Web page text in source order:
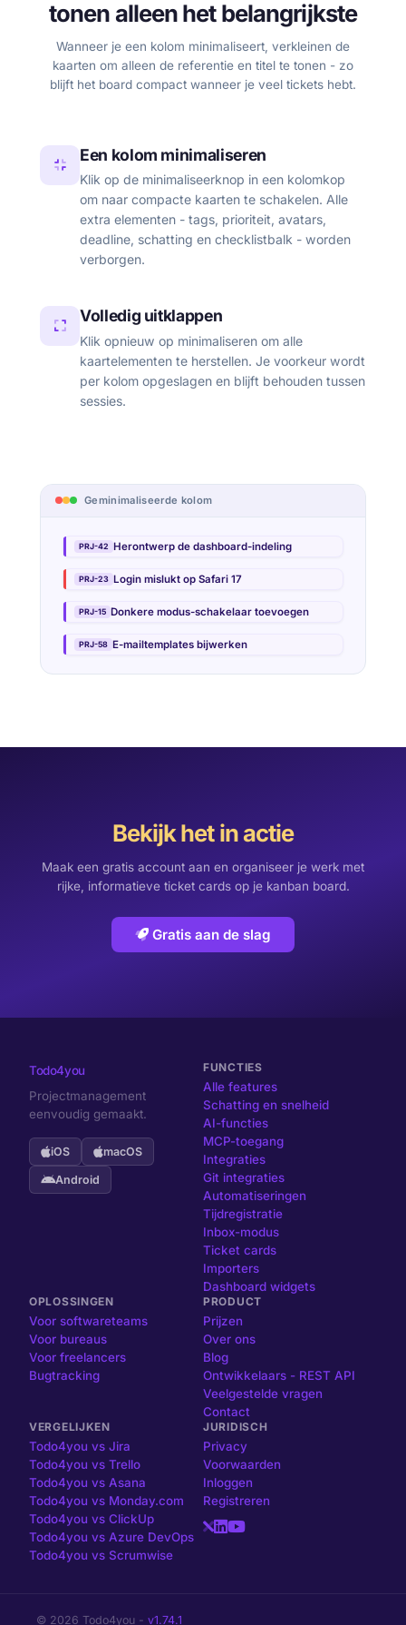
tonen alleen het belangrijkste
Wanneer je een kolom minimaliseert, verkleinen de
kaarten om alleen de referentie en titel te tonen - zo
blijft het board compact wanneer je veel tickets hebt.
Een kolom minimaliseren
Klik op de minimaliseerknop in een kolomkop
om naar compacte kaarten te schakelen. Alle
extra elementen - tags, prioriteit, avatars,
deadline, schatting en checklistbalk - worden
verborgen.
Volledig uitklappen
Klik opnieuw op minimaliseren om alle
kaartelementen te herstellen. Je voorkeur wordt
per kolom opgeslagen en blijft behouden tussen
sessies.
Geminimaliseerde kolom
PRJ-42 Herontwerp de dashboard-indeling
PRJ-23 Login mislukt op Safari 17
PRJ-15 Donkere modus-schakelaar toevoegen
PRJ-58 E-mailtemplates bijwerken
Bekijk het in actie
Maak een gratis account aan en organiseer je werk met
rijke, informatieve ticket cards op je kanban board.
Gratis aan de slag
Todo4you
Projectmanagement
eenvoudig gemaakt.
iOS macOS
Android
FUNCTIES
Alle features
Schatting en snelheid
AI-functies
MCP-toegang
Integraties
Git integraties
Automatiseringen
Tijdregistratie
Inbox-modus
Ticket cards
Importers
Dashboard widgets
OPLOSSINGEN
Voor softwareteams
Voor bureaus
Voor freelancers
Bugtracking
PRODUCT
Prijzen
Over ons
Blog
Ontwikkelaars - REST API
Veelgestelde vragen
Contact
VERGELIJKEN
Todo4you vs Jira
Todo4you vs Trello
Todo4you vs Asana
Todo4you vs Monday.com
Todo4you vs ClickUp
Todo4you vs Azure DevOps
Todo4you vs Scrumwise
JURIDISCH
Privacy
Voorwaarden
Inloggen
Registreren
© 2026 Todo4you - v1.74.1